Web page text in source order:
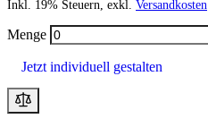
Inkl. 19% Steuern, exkl. Versandkosten
Menge
Jetzt individuell gestalten